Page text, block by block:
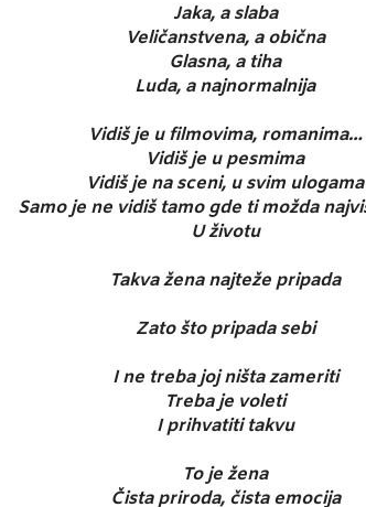
Jaka, a slaba
Veličanstvena, a obična
Glasna, a tiha
Luda, a najnormalnija
Vidiš je u filmovima, romanima…
Vidiš je u pesmima
Vidiš je na sceni, u svim ulogama
Samo je ne vidiš tamo gde ti možda
U životu
Takva žena najteže pripada
Zato što pripada sebi
I ne treba joj ništa zameriti
Treba je voleti
I prihvatiti takvu
To je žena
Čista priroda, čista emocija